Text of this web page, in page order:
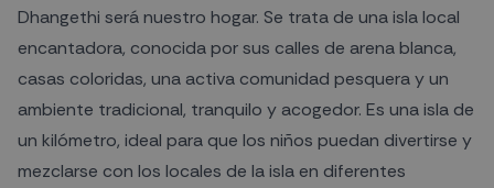
Dhangethi será nuestro hogar. Se trata de una isla local
encantadora, conocida por sus calles de arena blanca,
casas coloridas, una activa comunidad pesquera y un
ambiente tradicional, tranquilo y acogedor. Es una isla de
un kilómetro, ideal para que los niños puedan divertirse y
mezclarse con los locales de la isla en diferentes